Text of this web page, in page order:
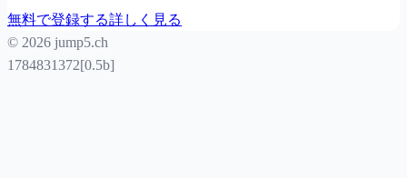
無料で登録する詳しく見る
© 2026 jump5.ch
1784831372[0.5b]